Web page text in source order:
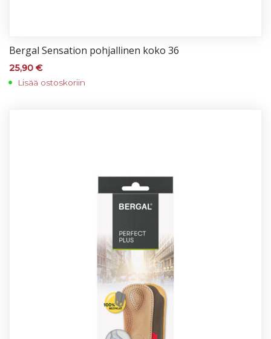
Ber­gal Sen­sa­tion poh­jal­li­nen ko­ko 36
25,90 €
Lisää ostoskoriin